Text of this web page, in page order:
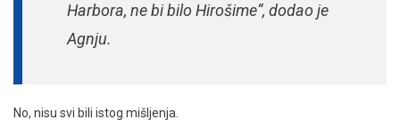
Harbora, ne bi bilo Hirošime“, dodao je
Agnju.
No, nisu svi bili istog mišljenja.